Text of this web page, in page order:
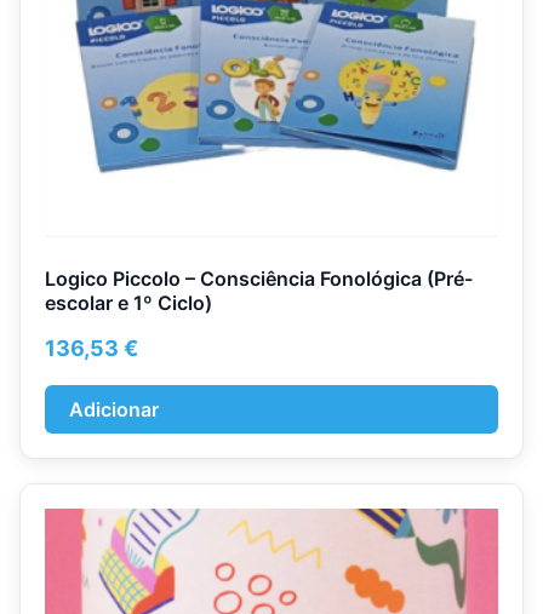
Logico Piccolo – Consciência Fonológica (Pré-
escolar e 1º Ciclo)
136,53 €
Adicionar